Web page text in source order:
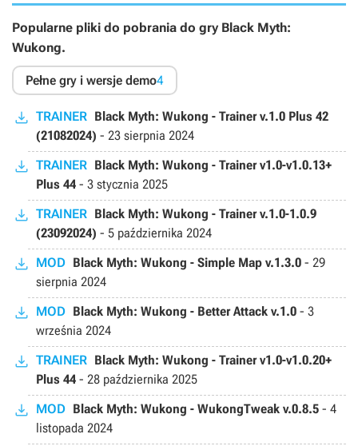
Popularne pliki do pobrania do gry Black Myth:
Wukong.
Pełne gry i wersje demo4
TRAINER Black Myth: Wukong - Trainer v.1.0 Plus 42
(21082024) - 23 sierpnia 2024
TRAINER Black Myth: Wukong - Trainer v1.0-v1.0.13+
Plus 44 - 3 stycznia 2025
TRAINER Black Myth: Wukong - Trainer v.1.0-1.0.9
(23092024) - 5 października 2024
MOD Black Myth: Wukong - Simple Map v.1.3.0 - 29
sierpnia 2024
MOD Black Myth: Wukong - Better Attack v.1.0 - 3
września 2024
TRAINER Black Myth: Wukong - Trainer v1.0-v1.0.20+
Plus 44 - 28 października 2025
MOD Black Myth: Wukong - WukongTweak v.0.8.5 - 4
listopada 2024